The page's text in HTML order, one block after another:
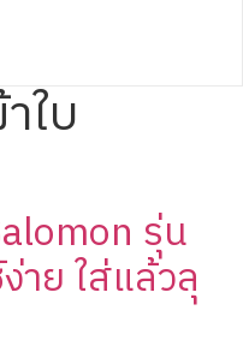
ใบ
รุ่น
ย ใส่แล้วลุ